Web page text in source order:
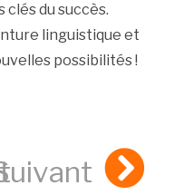
du succès.
linguistique et
possibilités !